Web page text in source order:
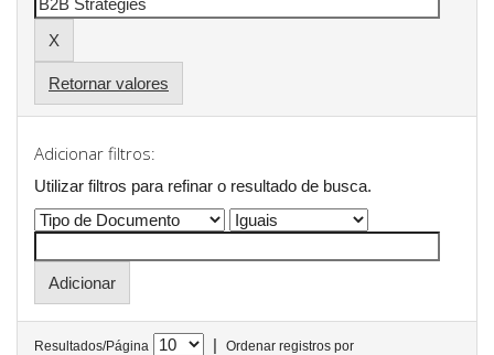
Retornar valores
Adicionar filtros:
Utilizar filtros para refinar o resultado de busca.
Resultados/Página |
Ordenar registros por